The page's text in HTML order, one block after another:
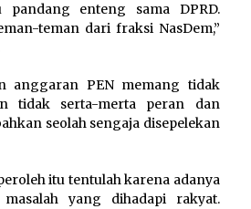
pandang enteng sama DPRD.
teman dari fraksi NasDem,”
anggaran PEN memang tidak
tidak serta-merta peran dan
seolah sengaja disepelekan
itu tentulah karena adanya
yang dihadapi rakyat.